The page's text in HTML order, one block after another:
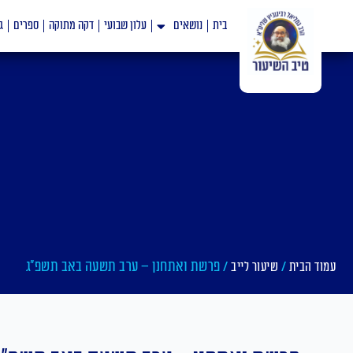
בית נושאים עלון שבועי דקה מתוקה ספרים
עמוד הבית / שיעור לייב / פרשת ואתחנן – ערב תשעה באב תשפ"ג